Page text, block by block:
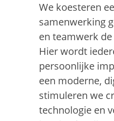
We koesteren
samenwerking
en teamwerk
Hier wordt
persoonlijke
een moderne,
stimuleren we
technologie en